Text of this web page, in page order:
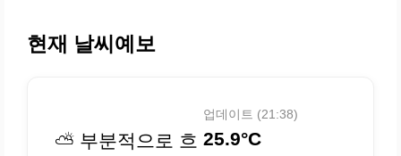
현재 날씨예보
⛅ 부분적으로 흐
업데이트 (21:38)
25.9°C